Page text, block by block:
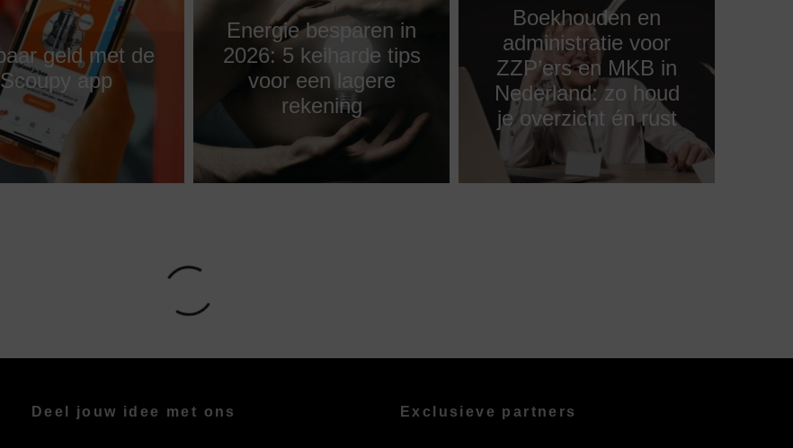
geld met de
Scoupy app
Energie besparen in
2026: 5 keiharde tips
voor een lagere
rekening
Boekhouden en
administratie voor
ZZP’ers en MKB in
Nederland: zo houd
je overzicht én rust
Deel jouw idee met ons Exclusieve partners